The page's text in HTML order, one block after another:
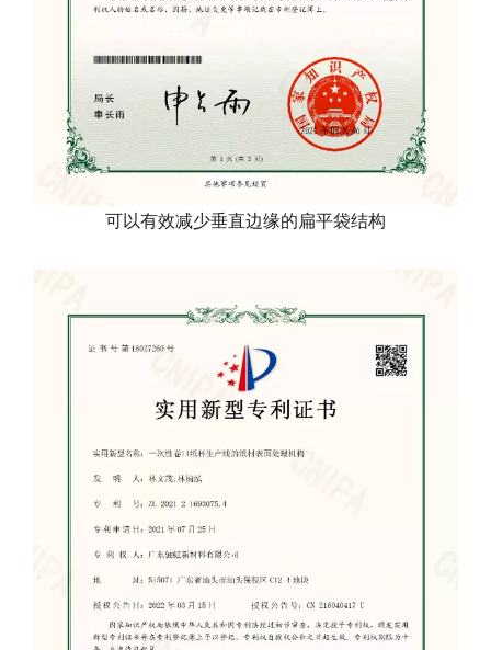
可以有效减少垂直边缘的扁平袋结构